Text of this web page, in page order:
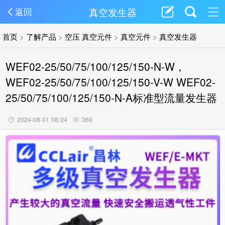
返回 真空发生器
首页 > 了解产品 > 空压 真空元件 >真空元件 >真空发生器
WEF02-25/50/75/100/125/150-N-W，
WEF02-25/50/75/100/125/150-V-W WEF02-
25/50/75/100/125/150-N-A标准型流量发生器
2024-08-01 08:24 369